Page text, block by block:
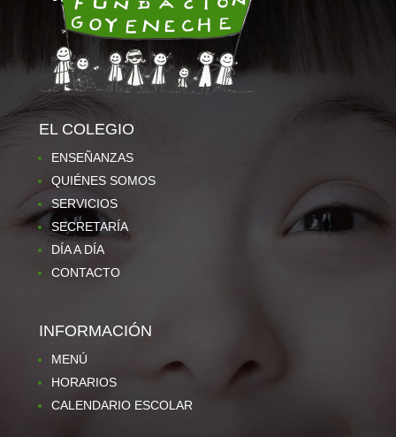
EL COLEGIO
ENSEÑANZAS
QUIÉNES SOMOS
SERVICIOS
SECRETARÍA
DÍA A DÍA
CONTACTO
INFORMACIÓN
MENÚ
HORARIOS
CALENDARIO ESCOLAR